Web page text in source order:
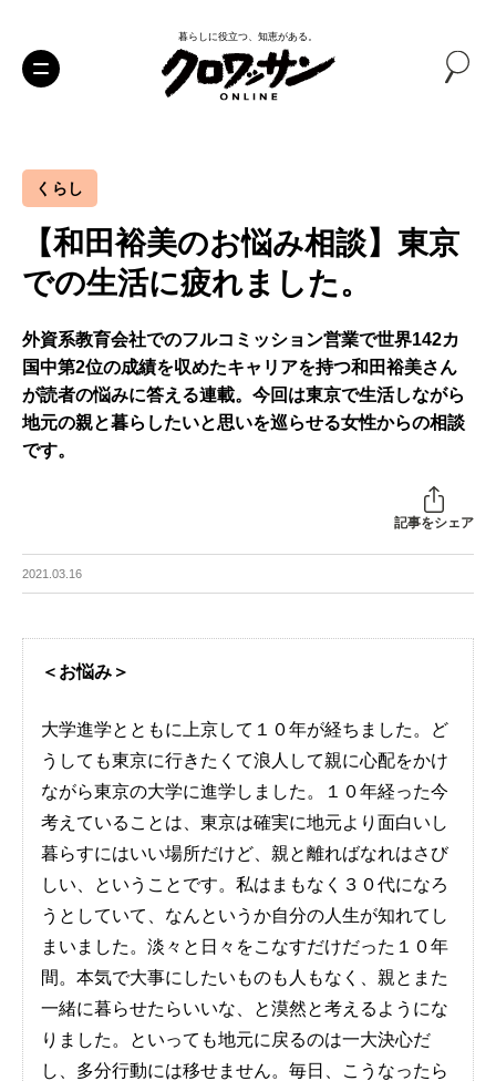
暮らしに役立つ、知恵がある。
くらし
【和田裕美のお悩み相談】東京
での生活に疲れました。
外資系教育会社でのフルコミッション営業で世界142カ
国中第2位の成績を収めたキャリアを持つ和田裕美さん
が読者の悩みに答える連載。今回は東京で生活しながら
地元の親と暮らしたいと思いを巡らせる女性からの相談
です。
記事をシェア
2021.03.16
＜お悩み＞
大学進学とともに上京して１０年が経ちました。ど
うしても東京に行きたくて浪人して親に心配をかけ
ながら東京の大学に進学しました。１０年経った今
考えていることは、東京は確実に地元より面白いし
暮らすにはいい場所だけど、親と離ればなれはさび
しい、ということです。私はまもなく３０代になろ
うとしていて、なんというか自分の人生が知れてし
まいました。淡々と日々をこなすだけだった１０年
間。本気で大事にしたいものも人もなく、親とまた
一緒に暮らせたらいいな、と漠然と考えるようにな
りました。といっても地元に戻るのは一大決心だ
し、多分行動には移せません。毎日、こうなったら